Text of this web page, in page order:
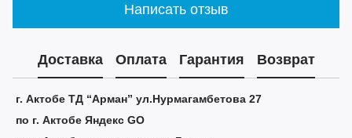
Написать отзыв
Доставка Оплата Гарантия Возврат
г. Актобе ТД “Арман” ул.Нурмагамбетова 27
по г. Актобе Яндекс GO